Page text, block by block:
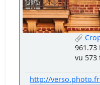
961.73
vu 573
http://